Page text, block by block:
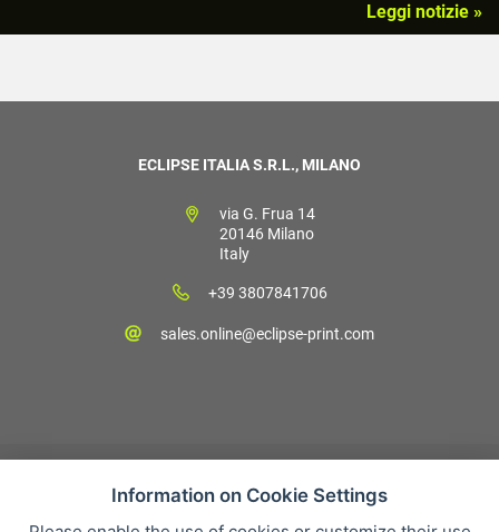
Leggi notizie »
ECLIPSE ITALIA S.R.L., MILANO
via G. Frua 14
20146 Milano
Italy
+39 3807841706
sales.online@eclipse-print.com
Information on Cookie Settings